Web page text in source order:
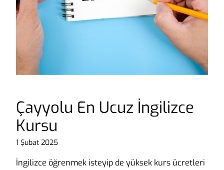
Çayyolu En Ucuz İngilizce
Kursu
1 Şubat 2025
İngilizce öğrenmek isteyip de yüksek kurs ücretleri